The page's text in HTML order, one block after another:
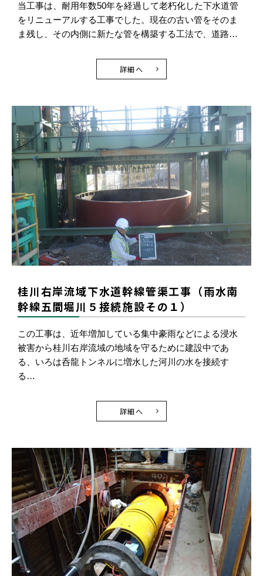
当工事は、耐用年数50年を経過して老朽化した下水道管
をリニューアルする工事でした。現在の古い管をそのま
ま残し、その内側に新たな管を構築する工法で、道路…
詳細へ
桂川右岸流域下水道幹線管渠工事（雨水南
幹線五間堀川５接続施設その１）
この工事は、近年増加している集中豪雨などによる浸水
被害から桂川右岸流域の地域を守るために建設中であ
る、いろは呑龍トンネルに増水した河川の水を接続す
る…
詳細へ